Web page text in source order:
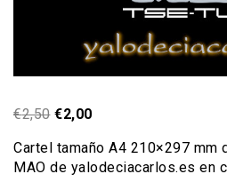
€2,50 El
original
era:
€2,00El
actual
es:
Cartel tamaño A4 210×297 mm
MAO de yalodeciacarlos.es en